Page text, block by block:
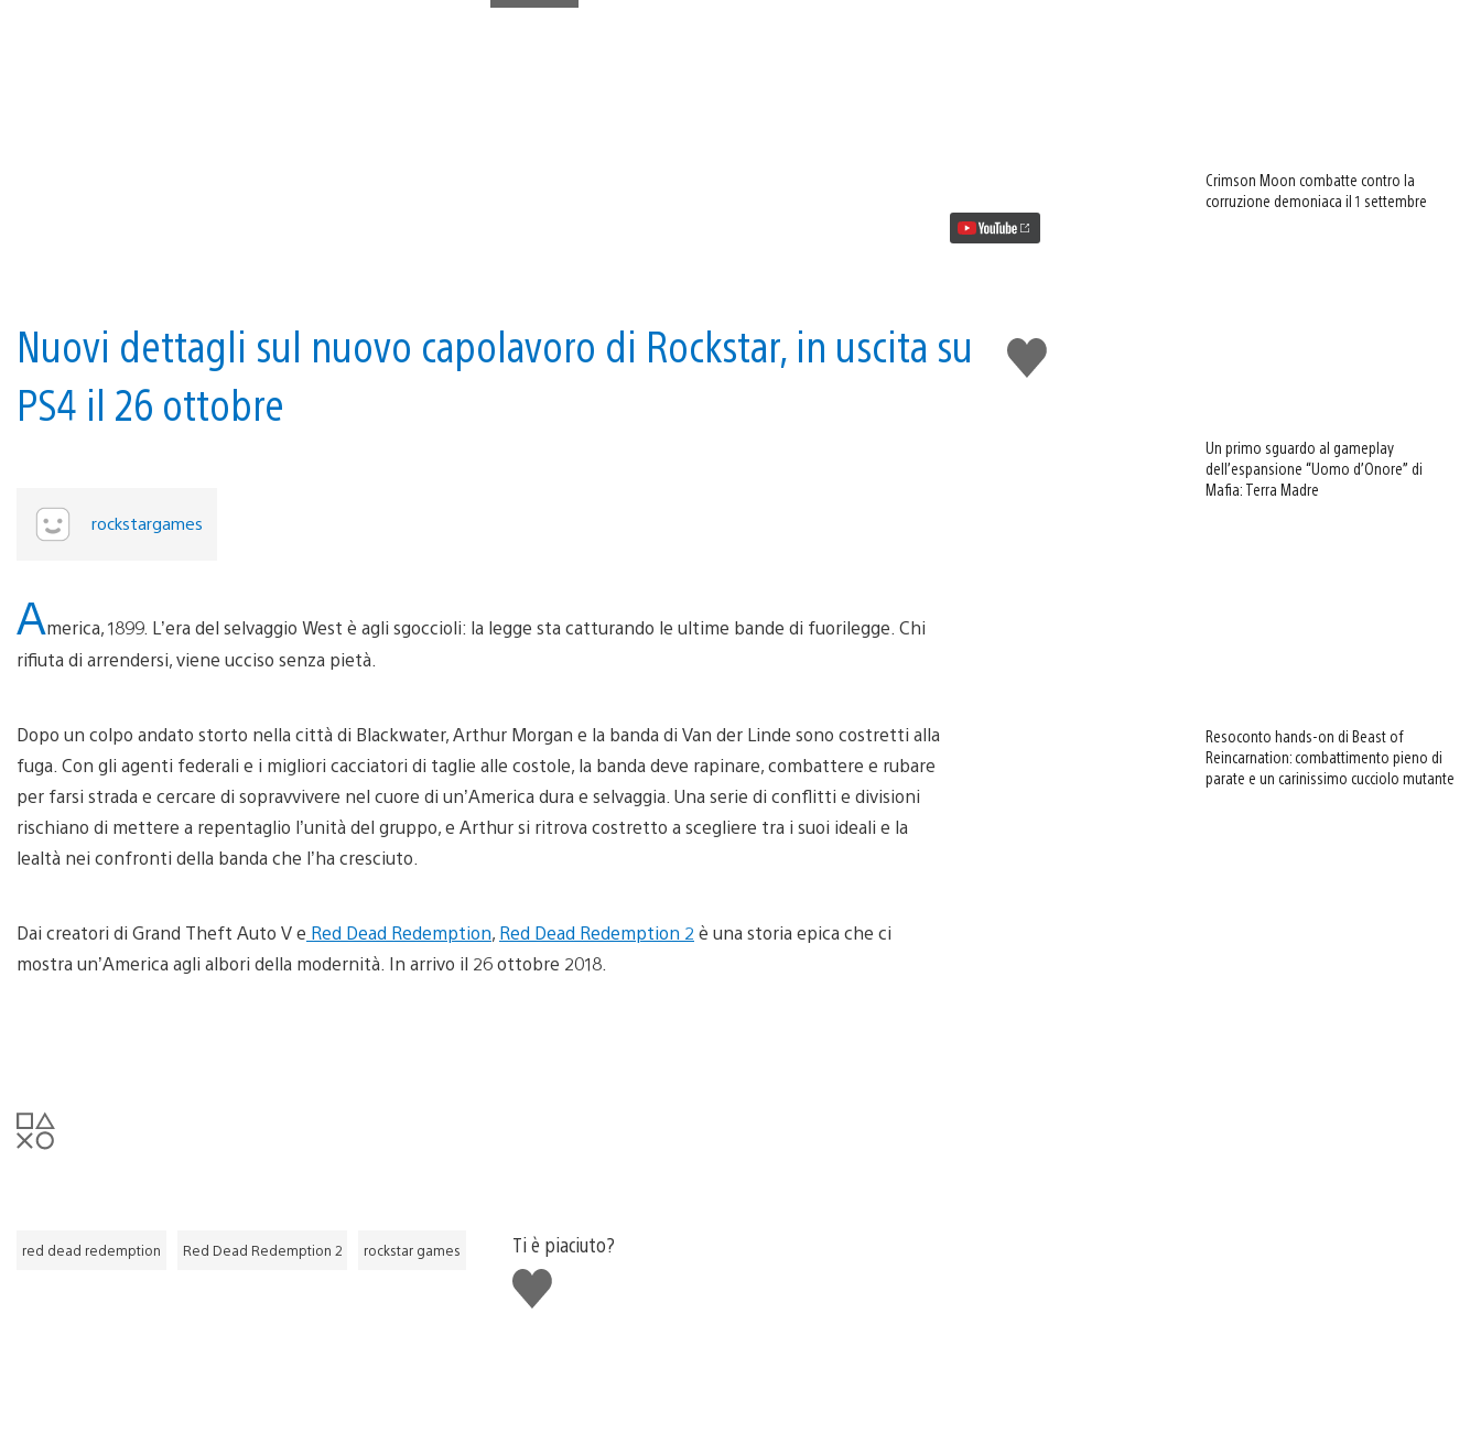
l’ultimo
Mi
piace
Nuovi dettagli sul nuovo capolavoro di Rockstar, in uscita su
PS4 il 26 ottobre
rockstargames
America, 1899. L’era del selvaggio West è agli sgoccioli: la legge sta catturando le ultime bande di fuorilegge. Chi
rifiuta di arrendersi, viene ucciso senza pietà.
Dopo un colpo andato storto nella città di Blackwater, Arthur Morgan e la banda di Van der Linde sono costretti alla
fuga. Con gli agenti federali e i migliori cacciatori di taglie alle costole, la banda deve rapinare, combattere e rubare
per farsi strada e cercare di sopravvivere nel cuore di un’America dura e selvaggia. Una serie di conflitti e divisioni
rischiano di mettere a repentaglio l’unità del gruppo, e Arthur si ritrova costretto a scegliere tra i suoi ideali e la
lealtà nei confronti della banda che l’ha cresciuto.
Dai creatori di Grand Theft Auto V e Red Dead Redemption, Red Dead Redemption 2 è una storia epica che ci
mostra un’America agli albori della modernità. In arrivo il 26 ottobre 2018.
red dead redemption Red Dead Redemption 2 rockstar games
Ti è piaciuto?
Mi
piace
Crimson Moon combatte contro la
corruzione demoniaca il 1 settembre
Un primo sguardo al gameplay
dell’espansione “Uomo d’Onore” di
Mafia: Terra Madre
Resoconto hands-on di Beast of
Reincarnation: combattimento pieno di
parate e un carinissimo cucciolo mutante